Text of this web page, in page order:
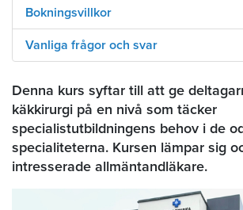
Bokningsvillkor
Vanliga frågor och svar
Denna kurs syftar till att ge
käkkirurgi på en nivå som täcker
specialistutbildningens behov i de
specialiteterna. Kursen lämpar sig
intresserade allmäntandläkare.